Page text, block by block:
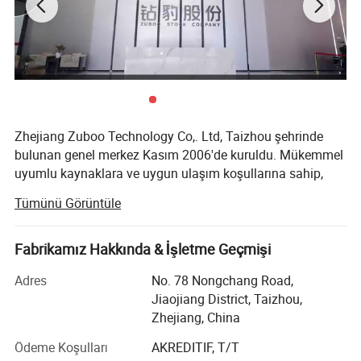
sürücüler yer alır.
Öğe adı
MIQI
Boyutlar
1420 × 630 × 1040 mm
≥ 32 km
Zhejiang Zuboo Technology Co,. Ltd, Taizhou şehrinde
bulunan genel merkez Kasım 2006'de kuruldu. Mükemmel
uyumlu kaynaklara ve uygun ulaşım koşullarına sahip,
Şimdi Çin'de Taizhou, Tianjing, Wuxi, Guangxi, Sichuan ve
Henan'da 6 ana üretim üsslerine sahip bir gruptuk. Yıllık
üretim kapasitesi 1 milyon sete ulaşmıştır.
Şirketimiz, çok amaçlı taleplerinizi karşılayabilecek çeşitli
ürünler sunar. Şirketin kurulmasından bu yana "önce
kalite, önce müşteri ve kredi tabanlı" yönetim ilkelerine
bağlı kalırız ve müşterilerimizin potansiyel ihtiyaçlarını
Tümünü Görüntüle
Fabrikamız Hakkında & İşletme Geçmişi
Adres
No. 78 Nongchang Road,
Jiaojiang District, Taizhou,
Zhejiang, China
Ödeme Koşulları
AKREDITIF, T/T